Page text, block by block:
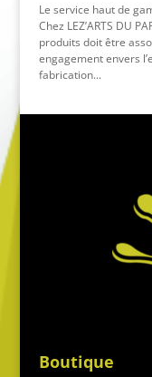
Le service haut de
Chez LEZ’ARTS DU
produits doit être
engagement envers
fabrication...
Boutique